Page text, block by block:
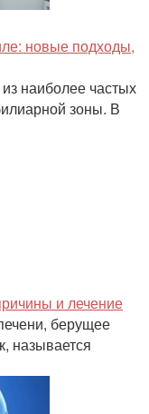
новые подходы,
наиболее частых
зоны. В
и лечение
берущее
называется